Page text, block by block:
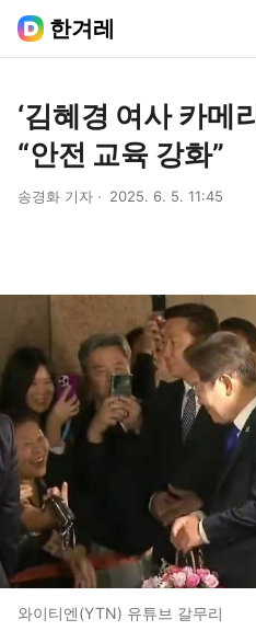
한겨레
‘김혜경 여사 카메
“안전 교육 강화”
송경화 기자 2025. 6. 5. 11:45
와이티엔(YTN) 유튜브 갈무리